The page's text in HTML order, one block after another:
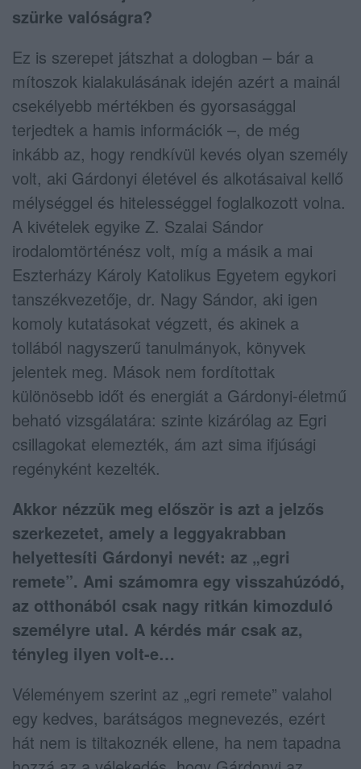
szürke valóságra?
Ez is szerepet játszhat a dologban – bár a
mítoszok kialakulásának idején azért a mainál
csekélyebb mértékben és gyorsasággal
terjedtek a hamis információk –, de még
inkább az, hogy rendkívül kevés olyan személy
volt, aki Gárdonyi életével és alkotásaival kellő
mélységgel és hitelességgel foglalkozott volna.
A kivételek egyike Z. Szalai Sándor
irodalomtörténész volt, míg a másik a mai
Eszterházy Károly Katolikus Egyetem egykori
tanszékvezetője, dr. Nagy Sándor, aki igen
komoly kutatásokat végzett, és akinek a
tollából nagyszerű tanulmányok, könyvek
jelentek meg. Mások nem fordítottak
különösebb időt és energiát a Gárdonyi-életmű
beható vizsgálatára: szinte kizárólag az Egri
csillagokat elemezték, ám azt sima ifjúsági
regényként kezelték.
Akkor nézzük meg először is azt a jelzős
szerkezetet, amely a leggyakrabban
helyettesíti Gárdonyi nevét: az „egri
remete”. Ami számomra egy visszahúzódó,
az otthonából csak nagy ritkán kimozduló
személyre utal. A kérdés már csak az,
tényleg ilyen volt-e…
Véleményem szerint az „egri remete” valahol
egy kedves, barátságos megnevezés, ezért
hát nem is tiltakoznék ellene, ha nem tapadna